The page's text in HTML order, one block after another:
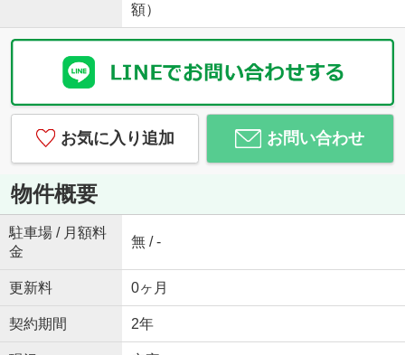
額）
お気に入り追加 お問い合わせ
物件概要
駐車場 / 月額料
金
無 / -
更新料 0ヶ月
契約期間 2年